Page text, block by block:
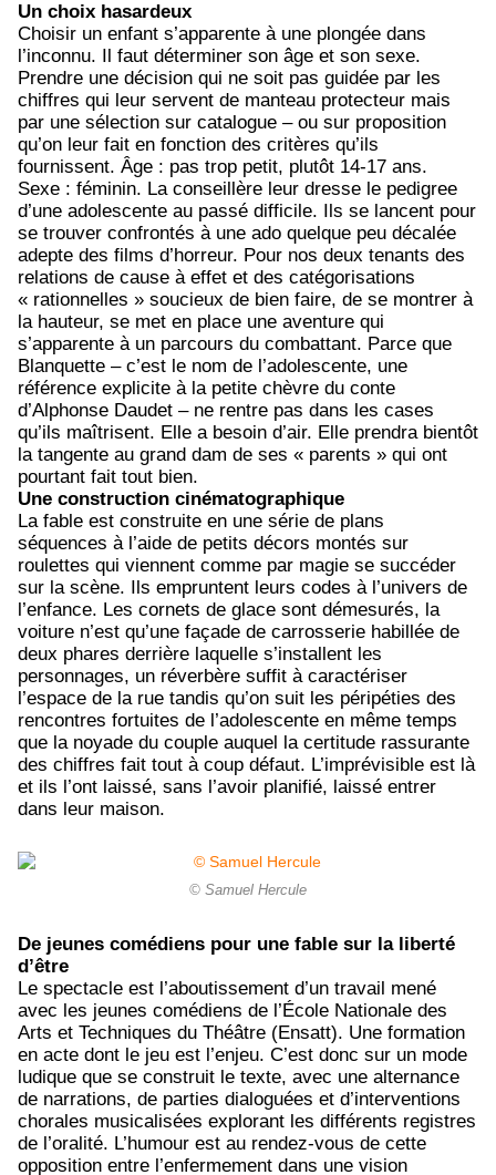
Un choix hasardeux
Choisir un enfant s’apparente à une plongée dans
l’inconnu. Il faut déterminer son âge et son sexe.
Prendre une décision qui ne soit pas guidée par les
chiffres qui leur servent de manteau protecteur mais
par une sélection sur catalogue – ou sur proposition
qu’on leur fait en fonction des critères qu’ils
fournissent. Âge : pas trop petit, plutôt 14-17 ans.
Sexe : féminin. La conseillère leur dresse le pedigree
d’une adolescente au passé difficile. Ils se lancent pour
se trouver confrontés à une ado quelque peu décalée
adepte des films d’horreur. Pour nos deux tenants des
relations de cause à effet et des catégorisations
« rationnelles » soucieux de bien faire, de se montrer à
la hauteur, se met en place une aventure qui
s’apparente à un parcours du combattant. Parce que
Blanquette – c’est le nom de l’adolescente, une
référence explicite à la petite chèvre du conte
d’Alphonse Daudet – ne rentre pas dans les cases
qu’ils maîtrisent. Elle a besoin d’air. Elle prendra bientôt
la tangente au grand dam de ses « parents » qui ont
pourtant fait tout bien.
Une construction cinématographique
La fable est construite en une série de plans
séquences à l’aide de petits décors montés sur
roulettes qui viennent comme par magie se succéder
sur la scène. Ils empruntent leurs codes à l’univers de
l’enfance. Les cornets de glace sont démesurés, la
voiture n’est qu’une façade de carrosserie habillée de
deux phares derrière laquelle s’installent les
personnages, un réverbère suffit à caractériser
l’espace de la rue tandis qu’on suit les péripéties des
rencontres fortuites de l’adolescente en même temps
que la noyade du couple auquel la certitude rassurante
des chiffres fait tout à coup défaut. L’imprévisible est là
et ils l’ont laissé, sans l’avoir planifié, laissé entrer
dans leur maison.
© Samuel Hercule
De jeunes comédiens pour une fable sur la liberté
d’être
Le spectacle est l’aboutissement d’un travail mené
avec les jeunes comédiens de l’École Nationale des
Arts et Techniques du Théâtre (Ensatt). Une formation
en acte dont le jeu est l’enjeu. C’est donc sur un mode
ludique que se construit le texte, avec une alternance
de narrations, de parties dialoguées et d’interventions
chorales musicalisées explorant les différents registres
de l’oralité. L’humour est au rendez-vous de cette
opposition entre l’enfermement dans une vision